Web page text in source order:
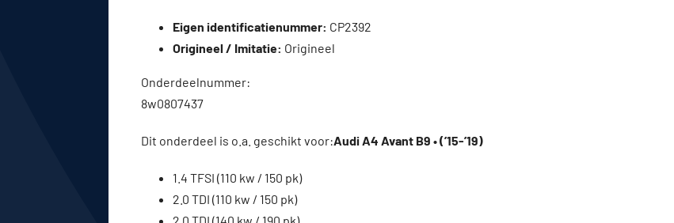
Eigen identificatienummer: CP2392
Origineel / Imitatie: Origineel
Onderdeelnummer:
8w0807437
Dit onderdeel is o.a. geschikt voor:Audi A4 Avant B9 • (’15-’19)
1.4 TFSI (110 kw / 150 pk)
2.0 TDI (110 kw / 150 pk)